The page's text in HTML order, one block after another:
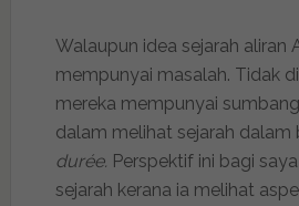
Walaupun idea sejarah aliran
mempunyai masalah. Tidak
mereka mempunyai
dalam melihat sejarah dalam
durée. Perspektif ini bagi
sejarah kerana ia melihat